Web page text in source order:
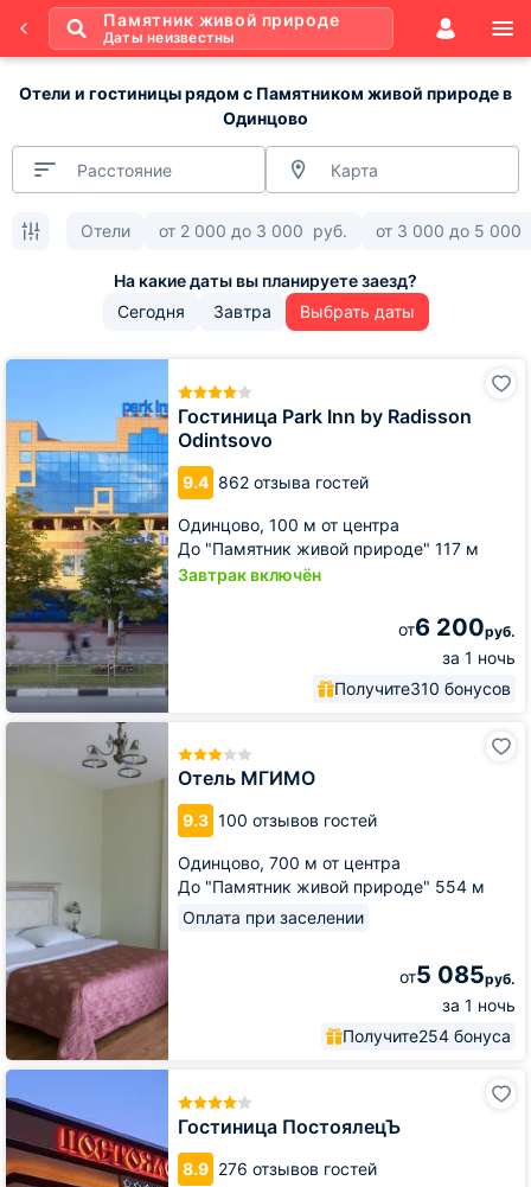
Памятник живой природе
Даты неизвестны
Отели и гостиницы рядом с Памятником живой природе в
Одинцово
Расстояние Карта
Отели от 2 000 до 3 000 руб. от 3 000 до 5 000
Сегодня Завтра Выбрать даты
Гостиница Park Inn by Radisson
Odintsovo
9.4 862 отзыва гостей
Одинцово, 100 м от центра
До "Памятник живой природе" 117 м
Завтрак включён
от6 200руб.
за 1 ночь
Получите310 бонусов
Гостиница
by
Radisson
Odintsovo
Отель МГИМО
9.3 100 отзывов гостей
Одинцово, 700 м от центра
До "Памятник живой природе" 554 м
Оплата при заселении
от5 085руб.
за 1 ночь
Получите254 бонуса
Отель
Гостиница ПостоялецЪ
8.9 276 отзывов гостей
Гостиница
ПостоялецЪ